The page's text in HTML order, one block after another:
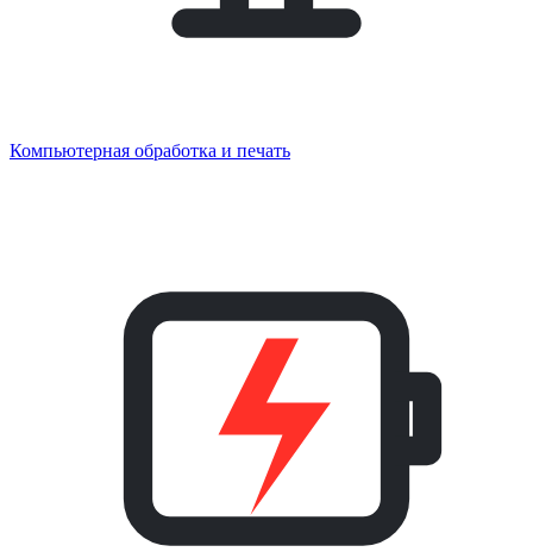
Компьютерная обработка и печать